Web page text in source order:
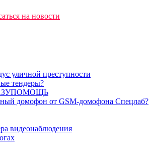
на новости
уличной преступности
тендеры?
домофон от GSM-домофона Спецлаб?
видеонаблюдения